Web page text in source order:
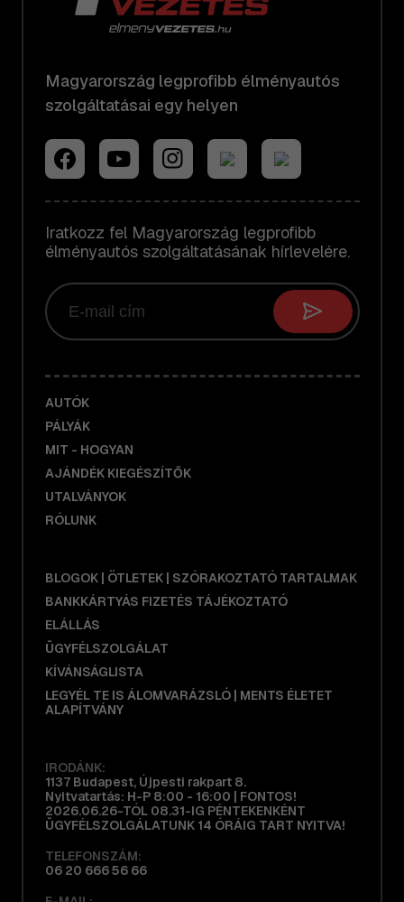
Magyarország legprofibb élményautós
szolgáltatásai egy helyen
Iratkozz fel Magyarország legprofibb
élményautós szolgáltatásának hírlevelére.
AUTÓK
PÁLYÁK
MIT - HOGYAN
AJÁNDÉK KIEGÉSZÍTŐK
UTALVÁNYOK
RÓLUNK
BLOGOK | ÖTLETEK | SZÓRAKOZTATÓ TARTALMAK
BANKKÁRTYÁS FIZETÉS TÁJÉKOZTATÓ
ELÁLLÁS
ÜGYFÉLSZOLGÁLAT
KÍVÁNSÁGLISTA
LEGYÉL TE IS ÁLOMVARÁZSLÓ | MENTS ÉLETET
ALAPÍTVÁNY
IRODÁNK:
1137 Budapest, Újpesti rakpart 8.
Nyitvatartás: H-P 8:00 - 16:00 | FONTOS!
2026.06.26-TÓL 08.31-IG PÉNTEKENKÉNT
ÜGYFÉLSZOLGÁLATUNK 14 ÓRÁIG TART NYITVA!
TELEFONSZÁM:
06 20 666 56 66